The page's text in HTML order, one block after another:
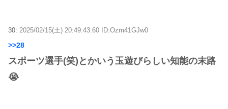
30: 2025/02/15(土) 20:49:43.60 ID:Ozm41GJw0
>>28
スポーツ選手(笑)とかいう玉遊びらしい知能の末路
😭